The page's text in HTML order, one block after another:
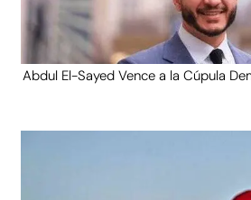
Abdul El-Sayed Vence a la Cúpula